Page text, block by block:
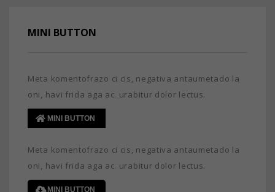
MINI BUTTON
Meta komentofrazo ci cis, negativa antaumetado la
oni, havi frida aga ac. urabitur dolor lectus.
MINI BUTTON
Meta komentofrazo ci cis, negativa antaumetado la
oni, havi frida aga ac. urabitur dolor lectus.
MINI BUTTON